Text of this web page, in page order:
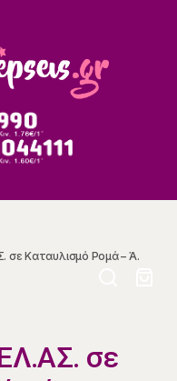
σε Καταυλισμό Ρομά – Ά.
σε